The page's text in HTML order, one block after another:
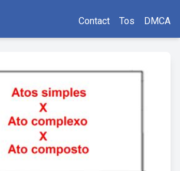
Contact Tos DMCA